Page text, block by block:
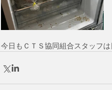
今日もＣＴＳ協同組合スタッフ